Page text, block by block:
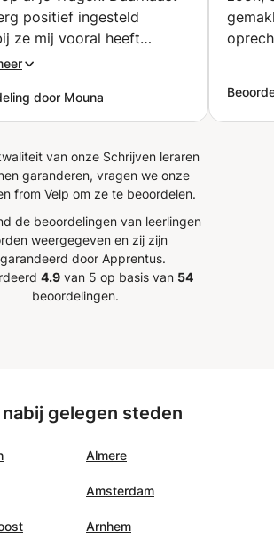
positief ingesteld
ze mij vooral heeft
om mijn best te
door Mouna
van onze Schrijven leraren
garanderen, vragen we onze
from Velp om ze te beoordelen.
de beoordelingen van leerlingen
weergegeven en zij zijn
door Apprentus.
4.9van 5 op basis van 54
beoordelingen.
gelegen steden
Almere
Amsterdam
Arnhem